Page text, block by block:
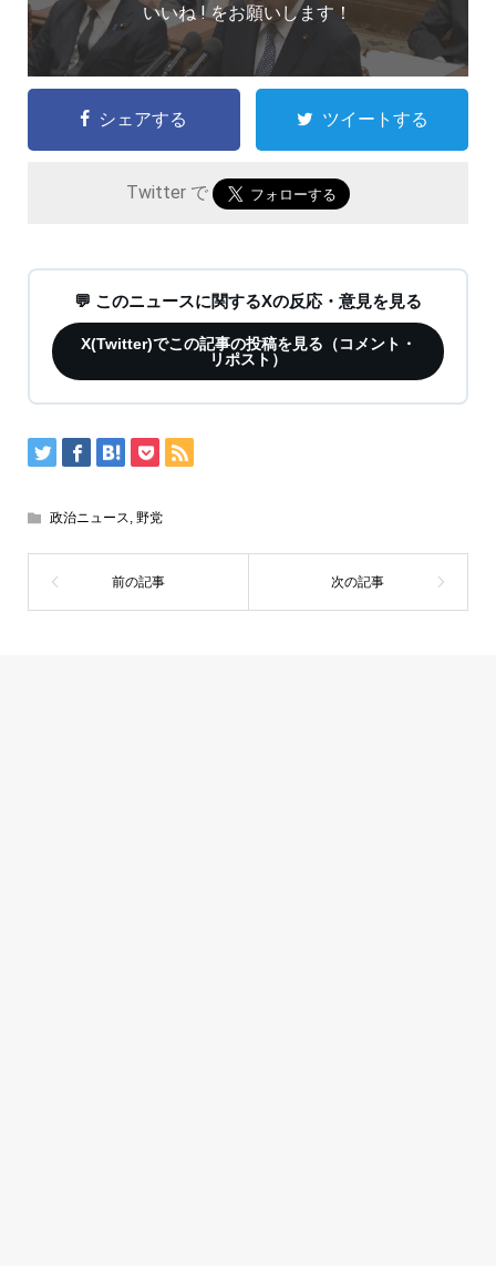
いいね ! をお願いします！
シェアする ツイートする
Twitter で
💬 このニュースに関するXの反応・意見を見る
X(Twitter)でこの記事の投稿を見る（コメント・
リポスト）
政治ニュース, 野党